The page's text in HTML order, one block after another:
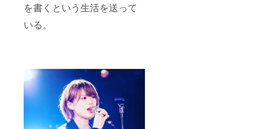
を書くという生活を送って
いる。